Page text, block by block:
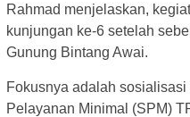
Rahmad menjelaskan,
kunjungan ke-6 setelah
Gunung Bintang Awai.
Fokusnya adalah
Pelayanan Minimal (SPM)